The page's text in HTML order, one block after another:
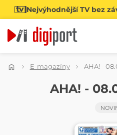
Nejvýhodnější TV bez
Kategorie
E-magazíny AHA! -
AHA! -